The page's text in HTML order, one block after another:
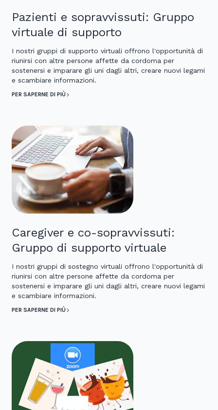
Pazienti e sopravvissuti: Gruppo
virtuale di supporto
I nostri gruppi di supporto virtuali offrono l'opportunità di
riunirsi con altre persone affette da cordoma per
sostenersi e imparare gli uni dagli altri, creare nuovi legami
e scambiare informazioni.
PER SAPERNE DI PIÙ
Caregiver e co-sopravvissuti:
Gruppo di supporto virtuale
I nostri gruppi di sostegno virtuali offrono l'opportunità di
riunirsi con altre persone affette da cordoma per
sostenersi e imparare gli uni dagli altri, creare nuovi legami
e scambiare informazioni.
PER SAPERNE DI PIÙ